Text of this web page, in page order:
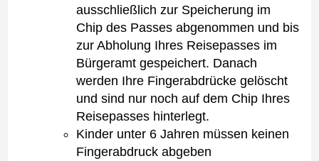
ausschließlich zur Speicherung im
Chip des Passes abgenommen und bis
zur Abholung Ihres Reisepasses im
Bürgeramt gespeichert. Danach
werden Ihre Fingerabdrücke gelöscht
und sind nur noch auf dem Chip Ihres
Reisepasses hinterlegt.
Kinder unter 6 Jahren müssen keinen
Fingerabdruck abgeben